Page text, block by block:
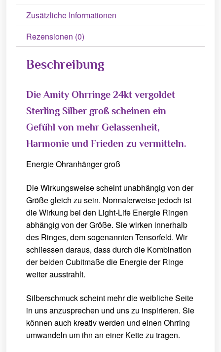
Zusätzliche Informationen
Rezensionen (0)
Beschreibung
Die Amity Ohrringe 24kt vergoldet
Sterling Silber groß scheinen ein
Gefühl von mehr Gelassenheit,
Harmonie und Frieden zu vermitteln.
Energie Ohranhänger groß
Die Wirkungsweise scheint unabhängig von der
Größe gleich zu sein. Normalerweise jedoch ist
die Wirkung bei den Light-Life Energie Ringen
abhängig von der Größe. Sie wirken innerhalb
des Ringes, dem sogenannten Tensorfeld. Wir
schliessen daraus, dass durch die Kombination
der beiden Cubitmaße die Energie der Ringe
weiter ausstrahlt.
Silberschmuck scheint mehr die weibliche Seite
in uns anzusprechen und uns zu inspirieren. Sie
können auch kreativ werden und einen Ohrring
umwandeln um ihn an einer Kette zu tragen.